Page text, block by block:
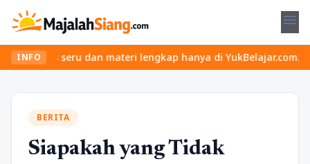
menu
INFO
seru dan materi lengkap hanya di YukBelajar.com. Mulai
BERITA
Siapakah yang Tidak